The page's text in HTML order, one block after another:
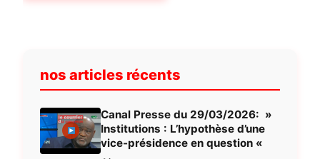
nos articles récents
Canal Presse du 29/03/2026: »
Institutions : L’hypothèse d’une
vice-présidence en question «